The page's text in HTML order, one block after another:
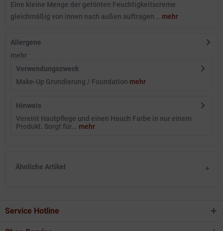
Eine kleine Menge der getönten Feuchtigkeitscreme
gleichmäßig von innen nach außen auftragen... mehr
Allergene
mehr
Verwendungszweck
Make-Up Grundierung / Foundation mehr
Hinweis
Vereint Hautpflege und einen Hauch Farbe in nur einem
Produkt. Sorgt für... mehr
Ähnliche Artikel
Service Hotline